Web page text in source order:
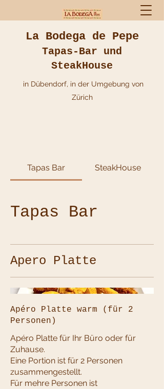
La Bodega de Pepe
Tapas-Bar und
SteakHouse
in Dübendorf, in der Umgebung von
Zürich
Tapas Bar SteakHouse
Tapas Bar
Apero Platte
Apéro Platte warm (für 2
Personen)
Apéro Platte für Ihr Büro oder für
Zuhause.
Eine Portion ist für 2 Personen
zusammengestellt.
Für mehre Personen ist